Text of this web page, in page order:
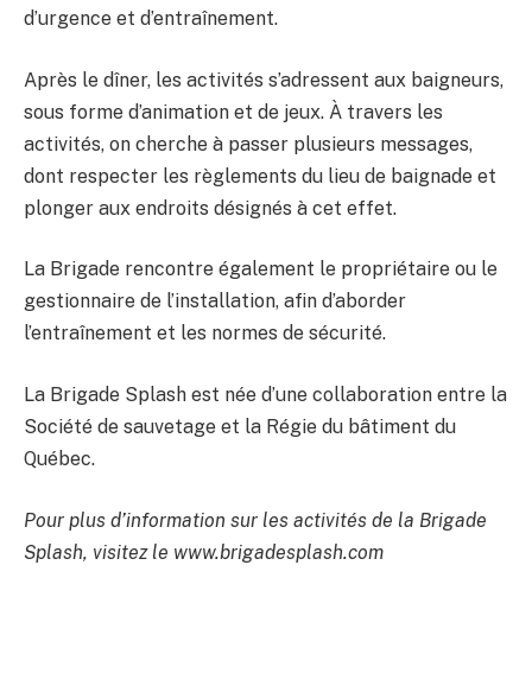
d’urgence et d’entraînement.
Après le dîner, les activités s’adressent aux baigneurs,
sous forme d’animation et de jeux. À travers les
activités, on cherche à passer plusieurs messages,
dont respecter les règlements du lieu de baignade et
plonger aux endroits désignés à cet effet.
La Brigade rencontre également le propriétaire ou le
gestionnaire de l’installation, afin d’aborder
l’entraînement et les normes de sécurité.
La Brigade Splash est née d’une collaboration entre la
Société de sauvetage et la Régie du bâtiment du
Québec.
Pour plus d’information sur les activités de la Brigade
Splash, visitez le www.brigadesplash.com